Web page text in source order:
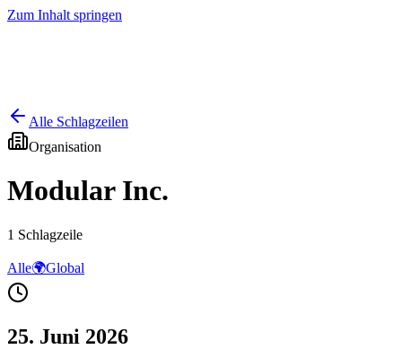
Zum Inhalt springen
Alle Schlagzeilen
Organisation
Modular Inc.
1 Schlagzeile
Alle🌍Global
25. Juni 2026